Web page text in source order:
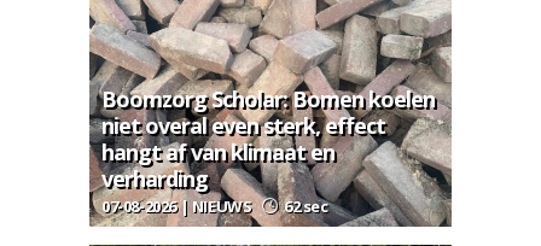
Boomzorg Scholar: Bomen koelen
niet overal even sterk, effect
hangt af van klimaat en
verharding
07-08-2026 | NIEUWS 62 sec